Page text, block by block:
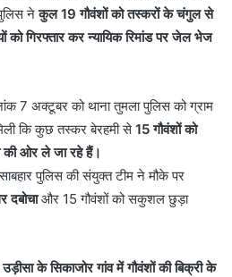
पुलिस नेकुल 19 गौवंशों को तस्करों के चंगुल से
को गिरफ्तार कर न्यायिक रिमांड पर जेल भेज
7 अक्टूबर को थाना तुमला पुलिस को ग्राम
कि कुछ तस्कर बेरहमी से15 गौवंशों को
की ओर ले जा रहे हैं।
पुलिस की संयुक्त टीम ने मौके पर
दबोचाऔर 15 गौवंशों को सकुशल छुड़ा
उड़ीसा के सिकाजोर गांव में गौवंशों की बिक्री के